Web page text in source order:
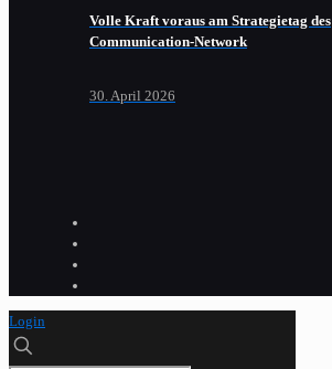
Volle Kraft voraus am Strategietag des
Communication-Network
30. April 2026
Login